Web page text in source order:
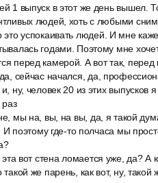
1 выпуск в этот же день вышел.
людей, хоть с любыми
успокаивать людей. И мне
годами. Поэтому мне
перед камерой. А вот так,
сейчас начался, да,
ну, человек 20 из этих
мы на, вы, на вы, да, я такой
И поэтому где-то полчаса мы
вот стена ломается уже, да? А
же парень, как вот, ну,